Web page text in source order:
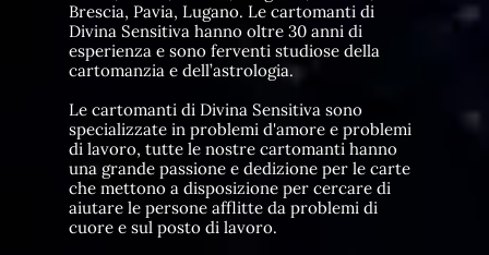
Brescia, Pavia, Lugano. Le cartomanti di
Divina Sensitiva hanno oltre 30 anni di
esperienza e sono ferventi studiose della
cartomanzia e dell’astrologia.
Le cartomanti di Divina Sensitiva sono
specializzate in problemi d'amore e problemi
di lavoro, tutte le nostre cartomanti hanno
una grande passione e dedizione per le carte
che mettono a disposizione per cercare di
aiutare le persone afflitte da problemi di
cuore e sul posto di lavoro.